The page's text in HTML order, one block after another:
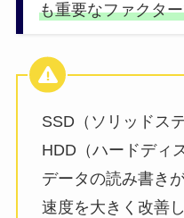
も重要なファクタ
SSD（ソリッドス
HDD（ハードディ
データの読み書き
速度を大きく改善し